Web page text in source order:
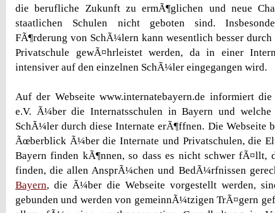
die berufliche Zukunft zu ermÃ¶glichen und neue
staatlichen Schulen nicht geboten sind.
FÃ¶rderung von SchÃ¼lern kann wesentlich besser
Privatschule gewÃ¤hrleistet werden, da in einer
intensiver auf den einzelnen SchÃ¼ler eingegangen wird.
Auf der Webseite www.internatebayern.de informiert die
e.V. Ã¼ber die Internatsschulen in Bayern und
SchÃ¼ler durch diese Internate erÃ¶ffnen. Die Webseite
Ãœberblick Ã¼ber die Internate und Privatschulen, die
Bayern finden kÃ¶nnen, so dass es nicht schwer fÃ¤llt,
finden, die allen AnsprÃ¼chen und BedÃ¼rfnissen
Bayern, die Ã¼ber die Webseite vorgestellt werden,
gebunden und werden von gemeinnÃ¼tzigen TrÃ¤gern